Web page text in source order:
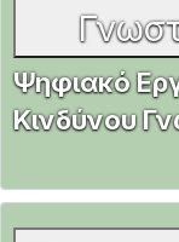
Ψηφιακό
Κινδύνου